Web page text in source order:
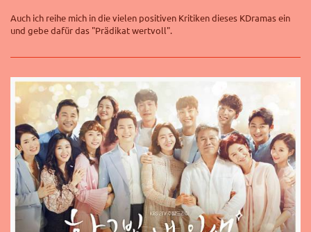
Auch ich reihe mich in die vielen positiven Kritiken dieses KDramas ein
und gebe dafür das "Prädikat wertvoll".